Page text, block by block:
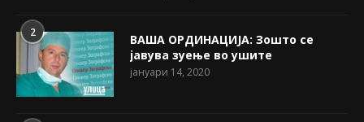
2
ВАША ОРДИНАЦИЈА: Зошто се
јавува зуење во ушите
јануари 14, 2020